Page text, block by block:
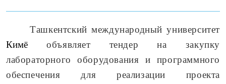
Ташкентский международный университет
Кимё объявляет тендер на закупку
лабораторного оборудования и программного
обеспечения для реализации проекта